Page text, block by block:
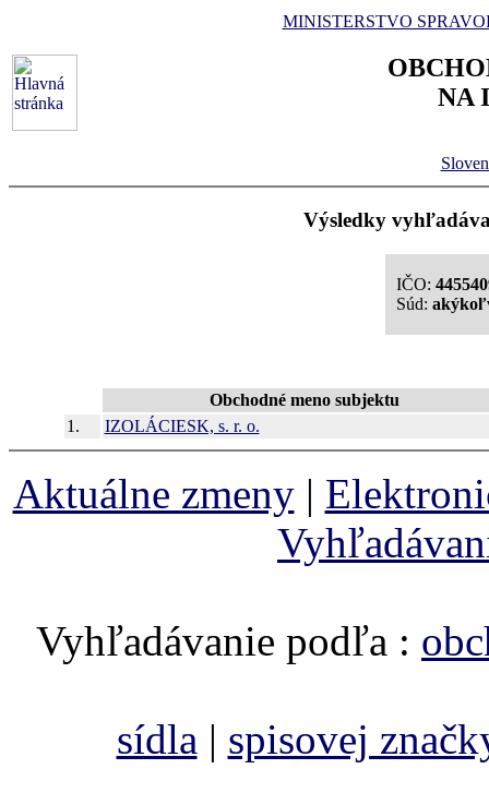
MINISTERSTVO
NA
Výsledky
IČO:
Súd:
Obchodné meno subjektu
1.
IZOLÁCIESK, s. r. o.
Aktuálne zmeny|
Vyhľadávanie podľa :
sídla | spisovej